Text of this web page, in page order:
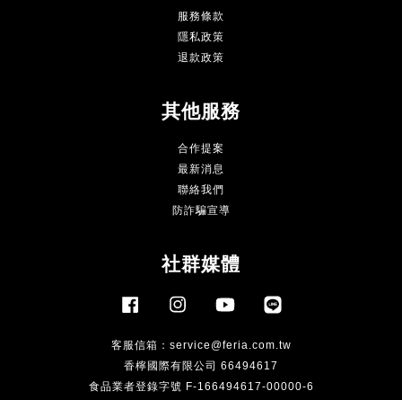
服務條款
隱私政策
退款政策
其他服務
合作提案
最新消息
聯絡我們
防詐騙宣導
社群媒體
Facebook Instagram YouTube
客服信箱： service@feria.com.tw
香檸國際有限公司 66494617
食品業者登錄字號 F-166494617-00000-6